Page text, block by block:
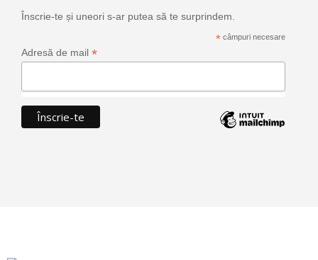
Înscrie-te și uneori s-ar putea să te surprindem.
* câmpuri necesare
Adresă de mail *